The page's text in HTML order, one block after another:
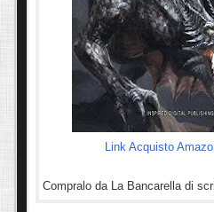
Link Acquisto
Compralo da La Bancarella di